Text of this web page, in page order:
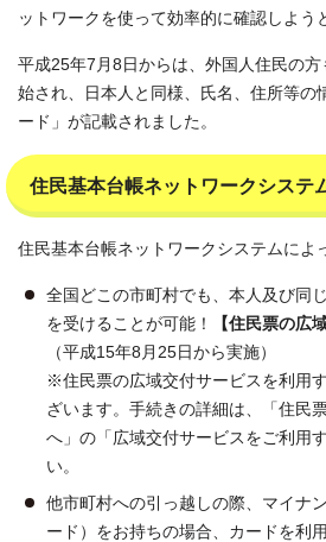
ットワークを使って効率的に確認しよう
平成25年7月8日からは、外国人住民の
始され、日本人と同様、氏名、住所等の
ード」が記載されました。
住民基本台帳ネットワークシステ
住民基本台帳ネットワークシステムによ
全国どこの市町村でも、本人及び同
を受けることが可能！
【住民票の広
（平成15年8月25日から実施）
※住民票の広域交付サービスを利用
ざいます。手続きの詳細は、「住民
へ」の「広域交付サービスをご利用
い。
他市町村への引っ越しの際、マイナ
ード）をお持ちの場合、カードを利